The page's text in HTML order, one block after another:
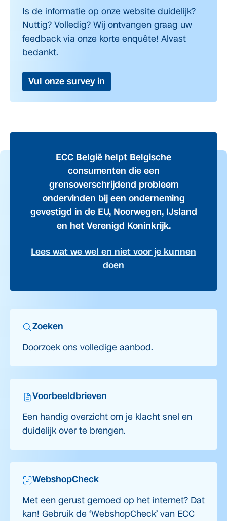
Is de informatie op onze website duidelijk?
Nuttig? Volledig? Wij ontvangen graag uw
feedback via onze korte enquête! Alvast
bedankt.
Vul onze survey in
ECC België helpt Belgische
consumenten die een
grensoverschrijdend probleem
ondervinden bij een onderneming
gevestigd in de EU, Noorwegen, IJsland
en het Verenigd Koninkrijk.
Lees wat we wel en niet voor je kunnen
doen
Zoeken
Doorzoek ons volledige aanbod.
Voorbeeldbrieven
Een handig overzicht om je klacht snel en
duidelijk over te brengen.
WebshopCheck
Met een gerust gemoed op het internet? Dat
kan! Gebruik de ‘WebshopCheck’ van ECC